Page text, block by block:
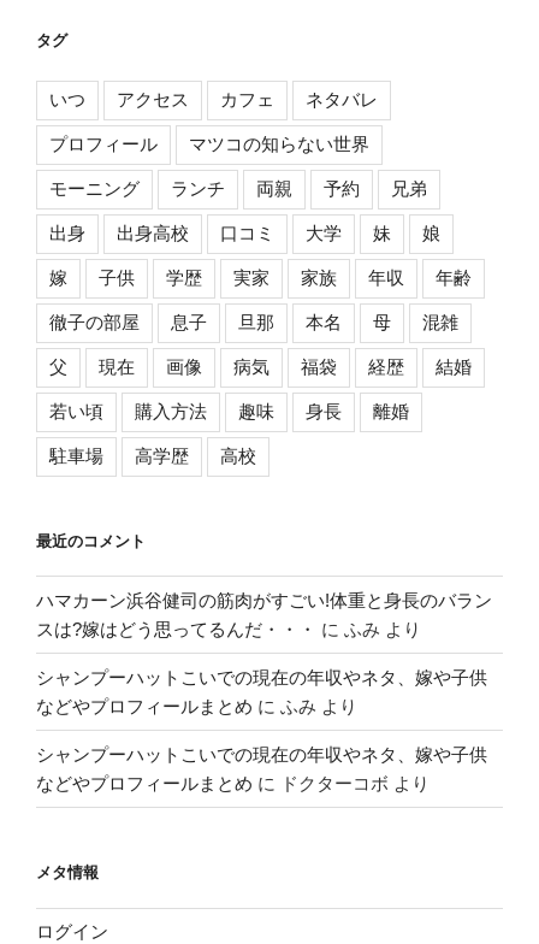
タグ
いつ アクセス カフェ ネタバレ
プロフィール マツコの知らない世界
モーニング ランチ 両親 予約 兄弟
出身 出身高校 口コミ 大学 妹 娘
嫁 子供 学歴 実家 家族 年収 年齢
徹子の部屋 息子 旦那 本名 母 混雑
父 現在 画像 病気 福袋 経歴 結婚
若い頃 購入方法 趣味 身長 離婚
駐車場 高学歴 高校
最近のコメント
ハマカーン浜谷健司の筋肉がすごい!体重と身長のバラン
スは?嫁はどう思ってるんだ・・・
に ふみ より
シャンプーハットこいでの現在の年収やネタ、嫁や子供
などやプロフィールまとめ に ふみ より
シャンプーハットこいでの現在の年収やネタ、嫁や子供
などやプロフィールまとめ に ドクターコボ より
メタ情報
ログイン